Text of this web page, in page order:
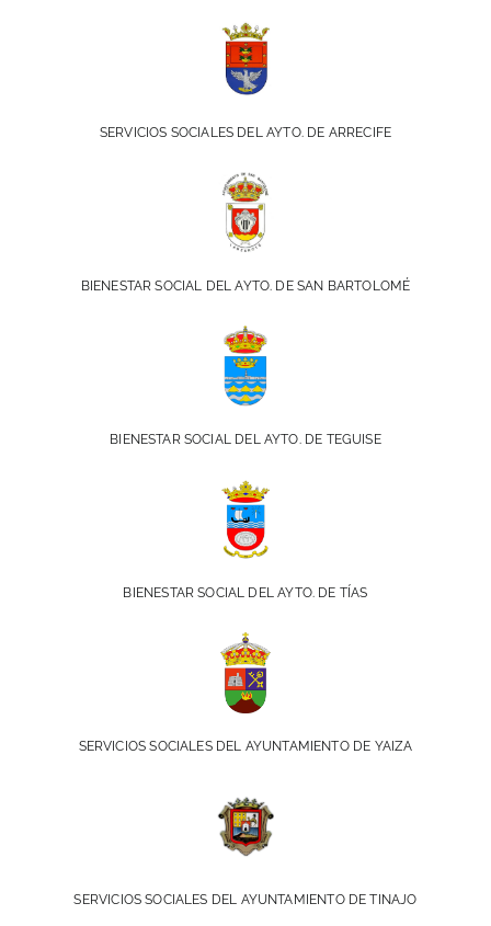
SERVICIOS SOCIALES DEL AYTO. DE ARRECIFE
BIENESTAR SOCIAL DEL AYTO. DE SAN BARTOLOMÉ
BIENESTAR SOCIAL DEL AYTO. DE TEGUISE
BIENESTAR SOCIAL DEL AYTO. DE TÍAS
SERVICIOS SOCIALES DEL AYUNTAMIENTO DE YAIZA
SERVICIOS SOCIALES DEL AYUNTAMIENTO DE TINAJO